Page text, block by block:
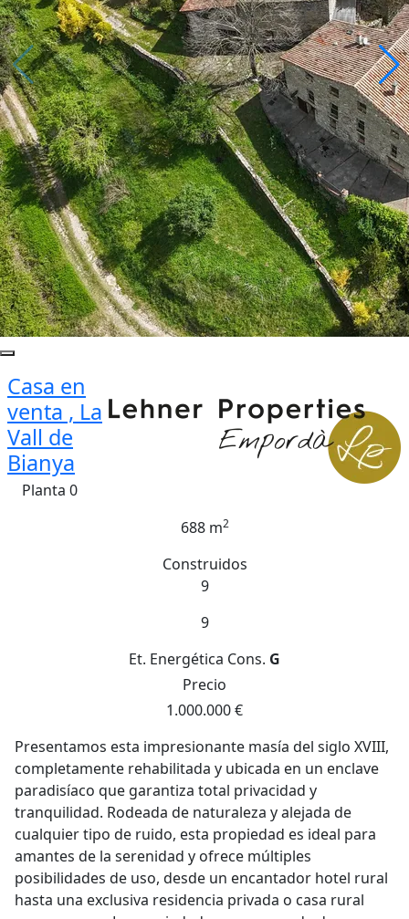
Casa en
venta , La
Vall de
Bianya
Planta 0
688 m2
Construidos
9
9
Et. Energética Cons. G
Precio
1.000.000 €
Presentamos esta impresionante masía del siglo XVIII,
completamente rehabilitada y ubicada en un enclave
paradisíaco que garantiza total privacidad y
tranquilidad. Rodeada de naturaleza y alejada de
cualquier tipo de ruido, esta propiedad es ideal para
amantes de la serenidad y ofrece múltiples
posibilidades de uso, desde un encantador hotel rural
hasta una exclusiva residencia privada o casa rural